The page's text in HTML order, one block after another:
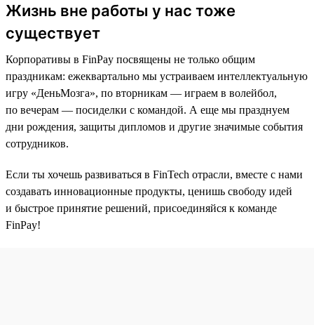
Жизнь вне работы у нас тоже
существует
Корпоративы в FinPay посвящены не только общим
праздникам: ежеквартально мы устраиваем интеллектуальную
игру «ДеньМозга», по вторникам — играем в волейбол,
по вечерам — посиделки с командой. А еще мы празднуем
дни рождения, защиты дипломов и другие значимые события
сотрудников.
Если ты хочешь развиваться в FinTech отрасли, вместе с нами
создавать инновационные продукты, ценишь свободу идей
и быстрое принятие решений, присоединяйся к команде
FinPay!